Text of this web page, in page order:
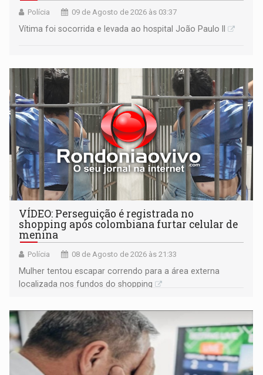
Polícia 09 de Agosto de 2026 às 03:37
Vítima foi socorrida e levada ao hospital João Paulo II
VÍDEO: Perseguição é registrada no
shopping após colombiana furtar celular de
menina
Polícia 08 de Agosto de 2026 às 21:33
Mulher tentou escapar correndo para a área externa
localizada nos fundos do shopping